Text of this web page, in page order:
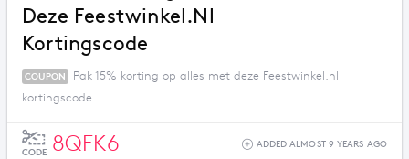
Deze Feestwinkel.nl
Kortingscode
COUPON
Pak 15% korting op alles met deze Feestwinkel.nl
kortingscode
CODE 8QFK6 ADDED ALMOST 9 YEARS AGO